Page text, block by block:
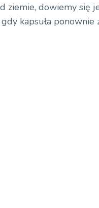
ziemie, dowiemy się
kapsuła ponownie